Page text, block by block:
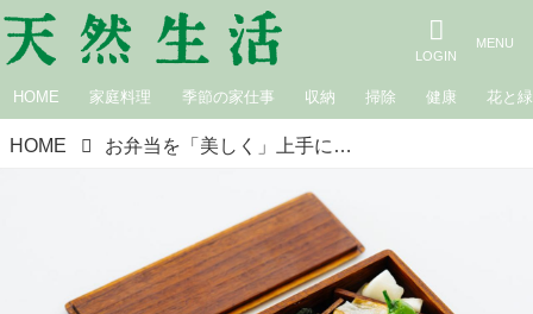
HOME 家庭料理 季節の家仕事 収納 掃除 健康 花と緑
HOME お弁当を「美しく」上手に詰めるコツ。料理研究家・松田美智子さんが“一生もの”の桐のお弁当箱で実演！限られたスペースに効率よく見栄えよく